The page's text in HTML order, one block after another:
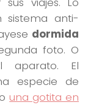
sistema anti-
dormida
foto. O
aparato. El
especie de
una gotita en